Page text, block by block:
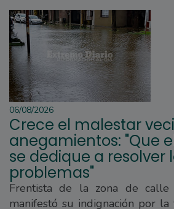
06/08/2026
Crece el malestar
anegamientos: "Que
se dedique a resolver
problemas"
Frentista de la zona de
manifestó su indignación por